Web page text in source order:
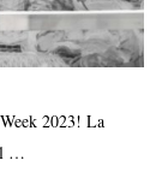
2023! La
…